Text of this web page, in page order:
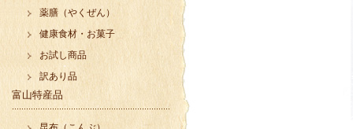
薬膳（やくぜん）
健康食材・お菓子
お試し商品
訳あり品
富山特産品